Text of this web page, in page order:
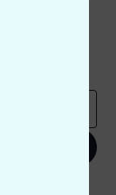
mit
Insights
von E-Mail-